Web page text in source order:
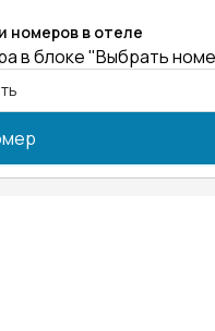
номеров в отеле
в блоке "Выбрать